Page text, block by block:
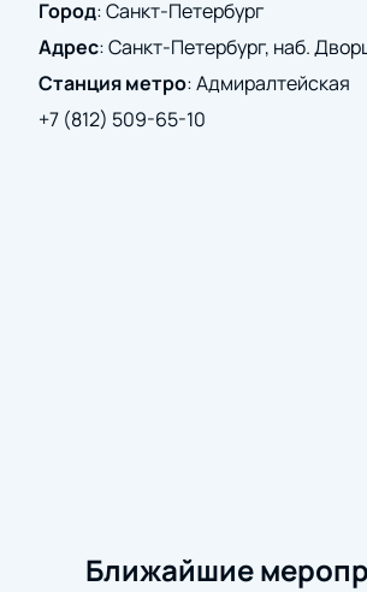
Город:Санкт-Петербург
Адрес:Санкт-Петербург, наб.
Станция метро:Адмиралтейская
+7 (812) 509-65-10
Ближайшие